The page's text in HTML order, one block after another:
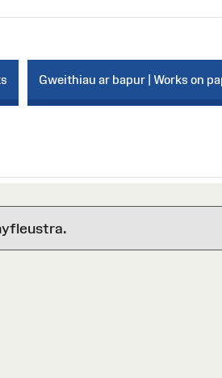
Gweithiau ar bapur | Works on